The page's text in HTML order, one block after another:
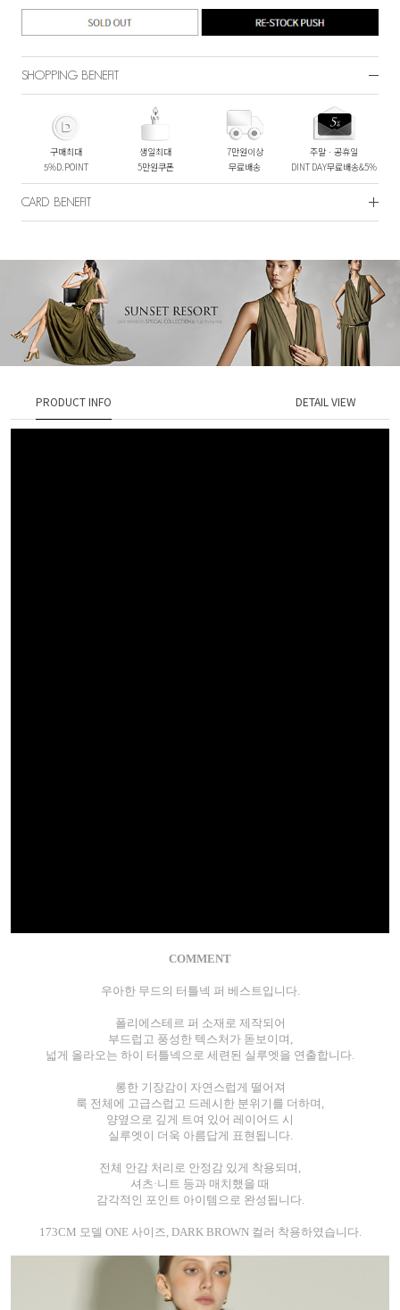
SHOPPING BENEFIT
구매최대
5%D.POINT
생일최대
5만원쿠폰
7만원이상
무료배송
주말ㆍ공휴일
DINT DAY무료배송&5%
CARD BENEFIT
PRODUCT INFO DETAIL VIEW
COMMENT
우아한 무드의 터틀넥 퍼 베스트입니다.
폴리에스테르 퍼 소재로 제작되어
부드럽고 풍성한 텍스처가 돋보이며,
넓게 올라오는 하이 터틀넥으로 세련된 실루엣을 연출합니다.
롱한 기장감이 자연스럽게 떨어져
룩 전체에 고급스럽고 드레시한 분위기를 더하며,
양옆으로 깊게 트여 있어 레이어드 시
실루엣이 더욱 아름답게 표현됩니다.
전체 안감 처리로 안정감 있게 착용되며,
셔츠·니트 등과 매치했을 때
감각적인 포인트 아이템으로 완성됩니다.
173CM 모델 ONE 사이즈, DARK BROWN 컬러 착용하였습니다.